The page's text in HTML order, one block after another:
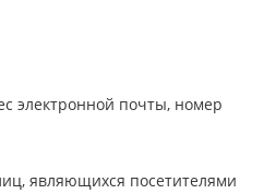
электронной почты, номер
являющихся посетителями